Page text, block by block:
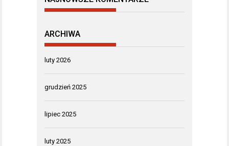
ARCHIWA
luty 2026
grudzień 2025
lipiec 2025
luty 2025